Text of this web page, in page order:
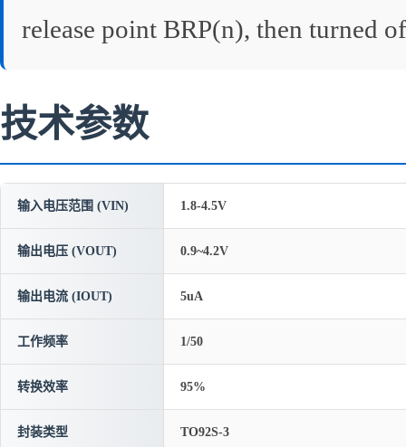
release point BRP(n), then turned
技术参数
输入电压范围 (VIN) 1.8-4.5V
输出电压 (VOUT) 0.9~4.2V
输出电流 (IOUT) 5uA
工作频率 1/50
转换效率 95%
封装类型 TO92S-3